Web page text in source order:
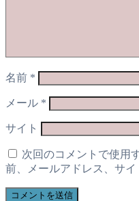
名前 *
メール *
サイト
次回のコメントで使用
前、メールアドレス、サイ